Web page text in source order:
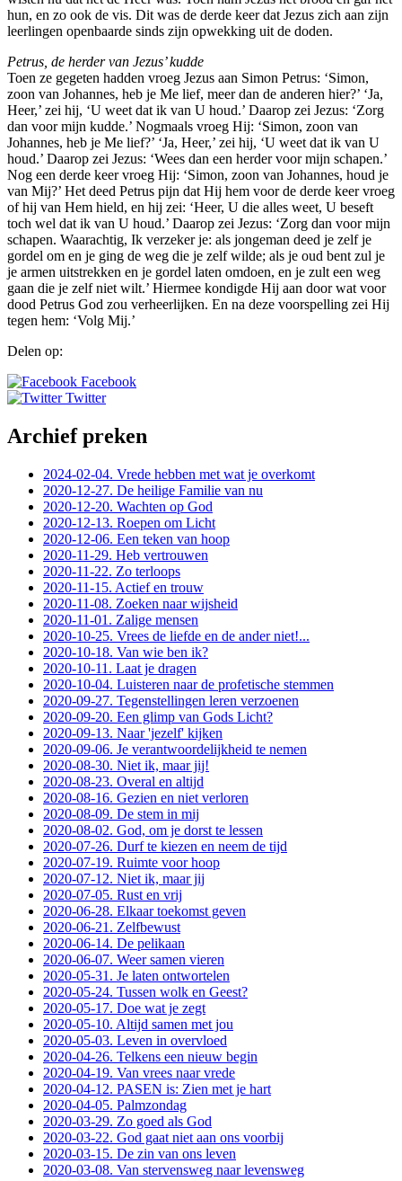
hun, en zo ook de vis. Dit was de derde keer dat Jezus zich aan zijn
leerlingen openbaarde sinds zijn opwekking uit de doden.
Petrus, de herder van Jezus’ kudde
Toen ze gegeten hadden vroeg Jezus aan Simon Petrus: ‘Simon,
zoon van Johannes, heb je Me lief, meer dan de anderen hier?’ ‘Ja,
Heer,’ zei hij, ‘U weet dat ik van U houd.’ Daarop zei Jezus: ‘Zorg
dan voor mijn kudde.’ Nogmaals vroeg Hij: ‘Simon, zoon van
Johannes, heb je Me lief?’ ‘Ja, Heer,’ zei hij, ‘U weet dat ik van U
houd.’ Daarop zei Jezus: ‘Wees dan een herder voor mijn schapen.’
Nog een derde keer vroeg Hij: ‘Simon, zoon van Johannes, houd je
van Mij?’ Het deed Petrus pijn dat Hij hem voor de derde keer vroeg
of hij van Hem hield, en hij zei: ‘Heer, U die alles weet, U beseft
toch wel dat ik van U houd.’ Daarop zei Jezus: ‘Zorg dan voor mijn
schapen. Waarachtig, Ik verzeker je: als jongeman deed je zelf je
gordel om en je ging de weg die je zelf wilde; als je oud bent zul je
je armen uitstrekken en je gordel laten omdoen, en je zult een weg
gaan die je zelf niet wilt.’ Hiermee kondigde Hij aan door wat voor
dood Petrus God zou verheerlijken. En na deze voorspelling zei Hij
tegen hem: ‘Volg Mij.’
Delen op:
Facebook
Twitter
Archief preken
2024-02-04. Vrede hebben met wat je overkomt
2020-12-27. De heilige Familie van nu
2020-12-20. Wachten op God
2020-12-13. Roepen om Licht
2020-12-06. Een teken van hoop
2020-11-29. Heb vertrouwen
2020-11-22. Zo terloops
2020-11-15. Actief en trouw
2020-11-08. Zoeken naar wijsheid
2020-11-01. Zalige mensen
2020-10-25. Vrees de liefde en de ander niet!...
2020-10-18. Van wie ben ik?
2020-10-11. Laat je dragen
2020-10-04. Luisteren naar de profetische stemmen
2020-09-27. Tegenstellingen leren verzoenen
2020-09-20. Een glimp van Gods Licht?
2020-09-13. Naar 'jezelf' kijken
2020-09-06. Je verantwoordelijkheid te nemen
2020-08-30. Niet ik, maar jij!
2020-08-23. Overal en altijd
2020-08-16. Gezien en niet verloren
2020-08-09. De stem in mij
2020-08-02. God, om je dorst te lessen
2020-07-26. Durf te kiezen en neem de tijd
2020-07-19. Ruimte voor hoop
2020-07-12. Niet ik, maar jij
2020-07-05. Rust en vrij
2020-06-28. Elkaar toekomst geven
2020-06-21. Zelfbewust
2020-06-14. De pelikaan
2020-06-07. Weer samen vieren
2020-05-31. Je laten ontwortelen
2020-05-24. Tussen wolk en Geest?
2020-05-17. Doe wat je zegt
2020-05-10. Altijd samen met jou
2020-05-03. Leven in overvloed
2020-04-26. Telkens een nieuw begin
2020-04-19. Van vrees naar vrede
2020-04-12. PASEN is: Zien met je hart
2020-04-05. Palmzondag
2020-03-29. Zo goed als God
2020-03-22. God gaat niet aan ons voorbij
2020-03-15. De zin van ons leven
2020-03-08. Van stervensweg naar levensweg